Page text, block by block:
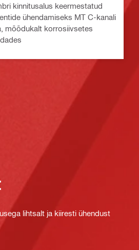
kinnitusalus keermestatud
ühendamiseks MT C-kanali
mõõdukalt korrosiivsetes
lihtsalt ja kiiresti ühendust